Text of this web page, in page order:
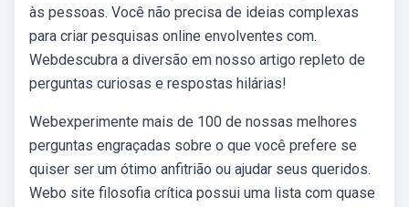
às pessoas. Você não precisa de ideias complexas
para criar pesquisas online envolventes com.
Webdescubra a diversão em nosso artigo repleto de
perguntas curiosas e respostas hilárias!
Webexperimente mais de 100 de nossas melhores
perguntas engraçadas sobre o que você prefere se
quiser ser um ótimo anfitrião ou ajudar seus queridos.
Webo site filosofia crítica possui uma lista com quase